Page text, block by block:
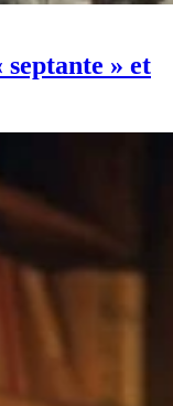
» et